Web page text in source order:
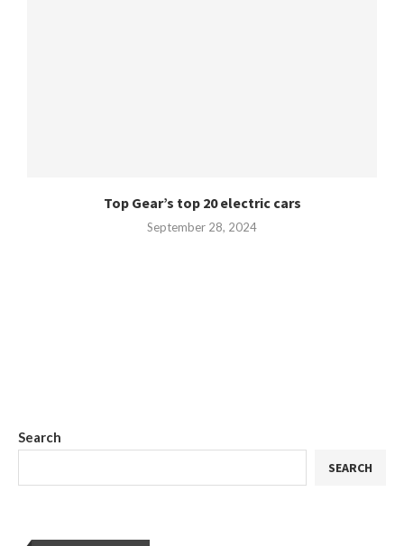
Top Gear’s top 20 electric cars
September 28, 2024
Search
SEARCH